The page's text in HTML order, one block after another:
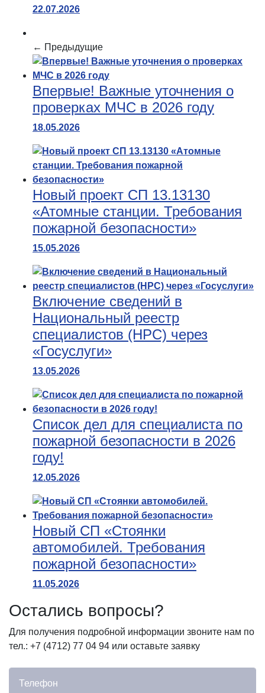
22.07.2026
← Предыдущие
Впервые! Важные уточнения о
проверках МЧС в 2026 году
18.05.2026
Новый проект СП 13.13130
«Атомные станции. Требования
пожарной безопасности»
15.05.2026
Включение сведений в
Национальный реестр
специалистов (НРС) через
«Госуслуги»
13.05.2026
Список дел для специалиста по
пожарной безопасности в 2026
году!
12.05.2026
Новый СП «Стоянки
автомобилей. Требования
пожарной безопасности»
11.05.2026
Остались вопросы?
Для получения подробной информации звоните нам по
тел.: +7 (4712) 77 04 94 или оставьте заявку